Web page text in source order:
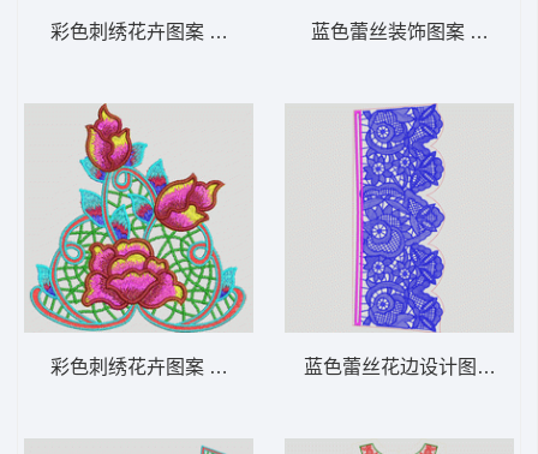
彩色刺绣花卉图案 多色水溶朵花
彩色刺绣花卉图案 多色水溶朵花
蓝色蕾丝装饰图案 水溶馬
蓝色蕾丝花边设计图 水溶